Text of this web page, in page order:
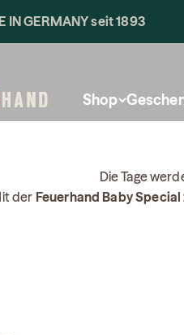
IN GERMANY seit 1893
Shop
Die Tage
der Feuerhand Baby Special